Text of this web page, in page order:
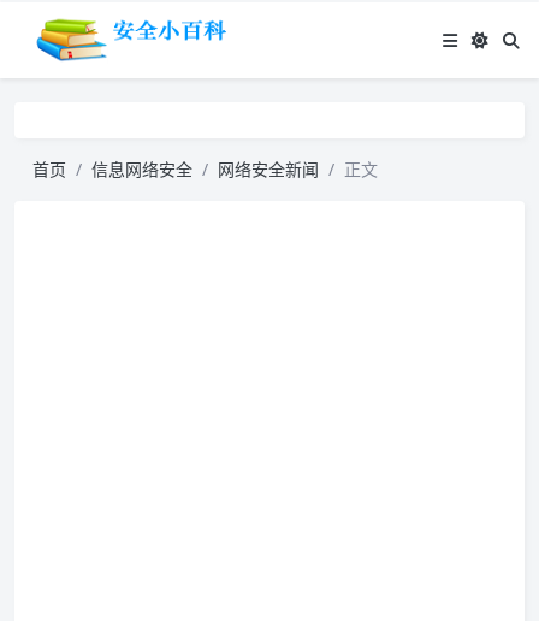
首页 信息网络安全 网络安全新闻 正文